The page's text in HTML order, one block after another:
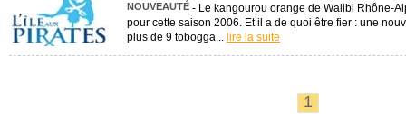
NOUVEAUTÉ - Le kangourou orange de Walibi Rhône-
pour cette saison 2006. Et il a de quoi être fier : une
plus de 9 tobogga... lire la suite
1